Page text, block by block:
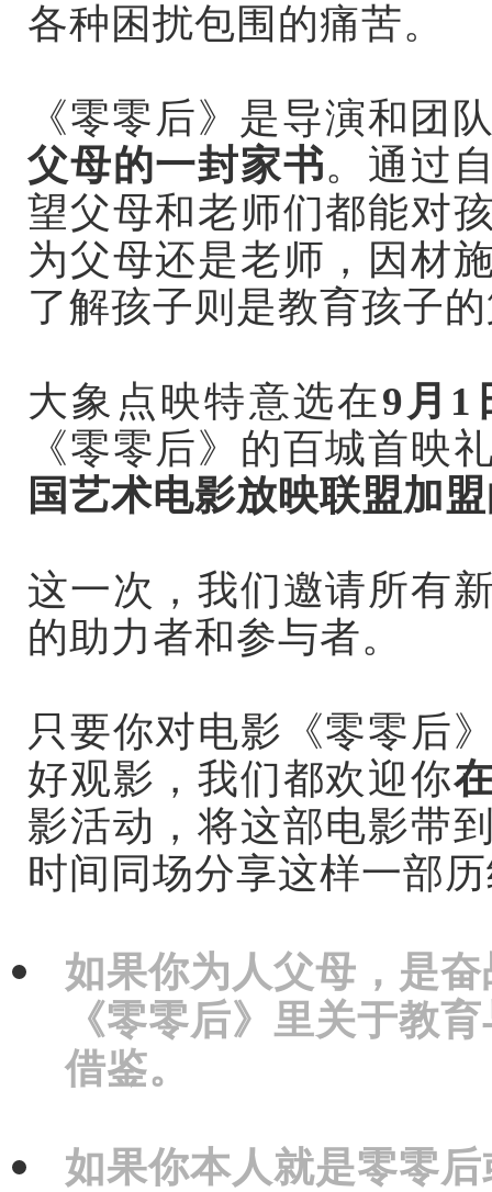
各种困扰包围的痛苦。
《零零后》是导演和团
父母的一封家书。通过
望父母和老师们都能对
为父母还是老师，因材
了解孩子则是教育孩子
大象点映特意选在9月1
《零零后》的百城首映
国艺术电影放映联盟加
这一次，我们邀请所有
的助力者和参与者。
只要你对电影《零零后
好观影，我们都欢迎你
影活动，将这部电影带
时间同场分享这样一部
如果你为人父母，是
《零零后》里关于教
借鉴。
如果你本人就是零零